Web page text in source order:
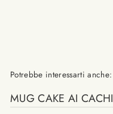
Potrebbe interessarti anche:
MUG CAKE AI CACHI